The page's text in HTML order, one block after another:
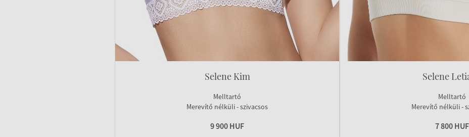
Selene Kim
Melltartó
Merevítő nélküli - szivacsos
9 900 HUF
Selene
Melltartó
Merevítő nélküli -
7 800 HUF